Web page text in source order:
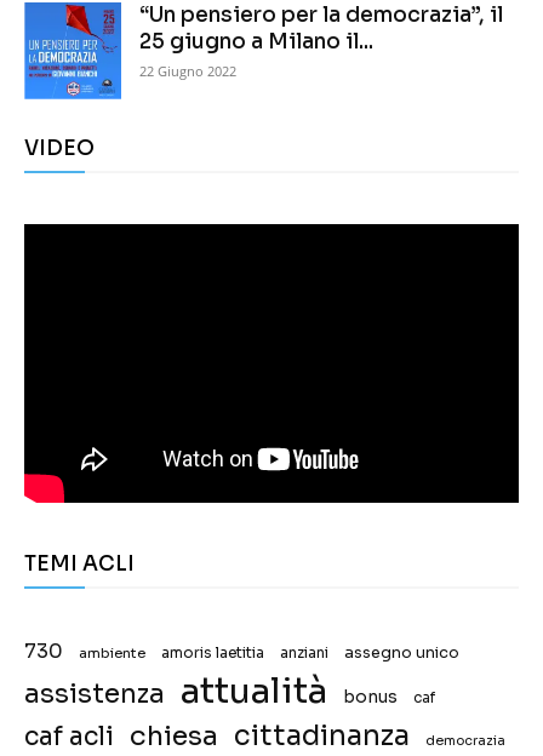
“Un pensiero per la democrazia”, il
25 giugno a Milano il...
22 Giugno 2022
VIDEO
TEMI ACLI
730 ambiente amoris laetitia anziani assegno unico
assistenza attualità bonus caf
caf acli chiesa cittadinanza democrazia